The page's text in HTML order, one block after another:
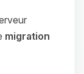
migration